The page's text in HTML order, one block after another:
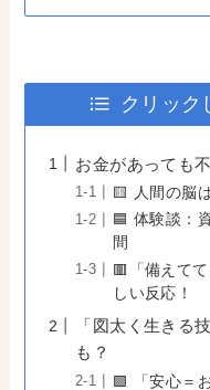
クリック
お金があっても
🟨 人間の脳
🟦 体験談：
間
🟥「備えて
しい反応！
「図太く生きる
も？
🟩 「安心＝